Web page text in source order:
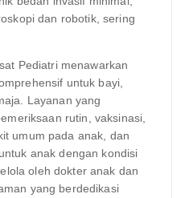
dan robotik, sering
Pediatri menawarkan
untuk bayi,
Layanan yang
rutin, vaksinasi,
umum pada anak, dan
anak dengan kondisi
oleh dokter anak dan
yang berdedikasi